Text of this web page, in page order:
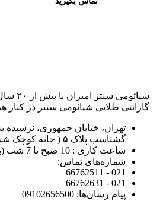
گارانتی طلایی شیائومی سنتر در کنار
تهران، خیابان جمهوری،
گشتاسب پلاک ۵ ( خانه کوچک شیائومی )
ساعت کاری : 10 صبح تا 7 شب (بجز جمعه و تعطیلات رسمی)
شماره‌های تماس:
021 - 66762511
021 - 66762631
پیام رسان‌ها: 09102656500